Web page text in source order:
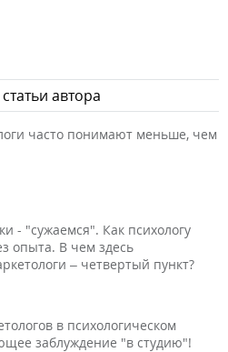
автора
часто понимают меньше, чем
- "сужаемся". Как психологу
опыта. В чем здесь
– четвертый пункт?
в психологическом
заблуждение "в студию"!